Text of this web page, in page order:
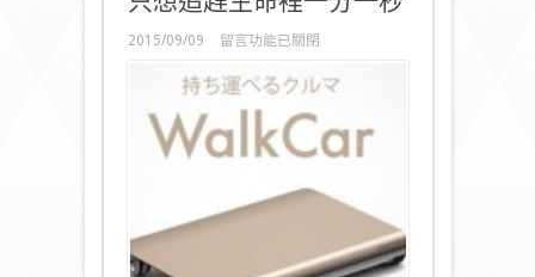
2015/09/09
在
Motors
WalkCar
想
追
命
留言功能已關閉